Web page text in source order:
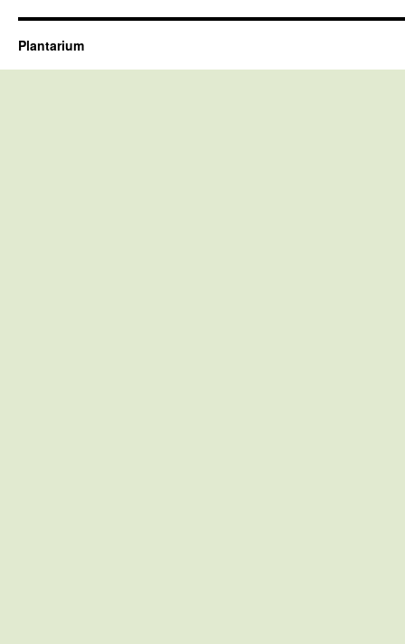
Plantarium